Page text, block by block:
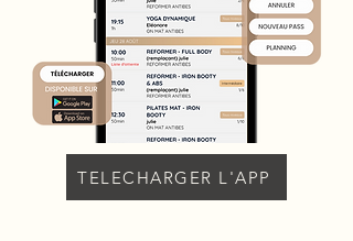
TELECHARGER L'APP